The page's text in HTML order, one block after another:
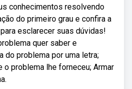
conhecimentos resolvendo
do primeiro grau e confira a
esclarecer suas dúvidas!
quer saber e
do problema por uma letra;
o problema lhe forneceu; Armar